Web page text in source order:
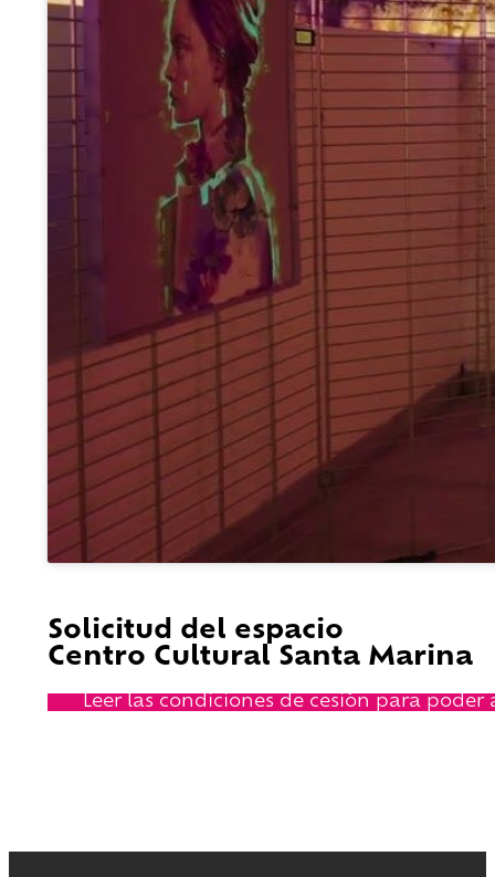
Solicitud del espacio
Centro Cultural Santa Marina
Leer las condiciones de cesión para poder